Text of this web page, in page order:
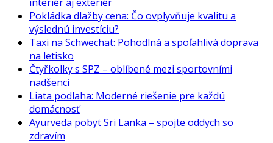
Pokládka dlažby cena: Čo ovplyvňuje kvalitu a
výslednú investíciu?
Taxi na Schwechat: Pohodlná a spoľahlivá doprava
na letisko
Čtyřkolky s SPZ – oblíbené mezi sportovními
nadšenci
Liata podlaha: Moderné riešenie pre každú
domácnosť
Ayurveda pobyt Sri Lanka – spojte oddych so
zdravím